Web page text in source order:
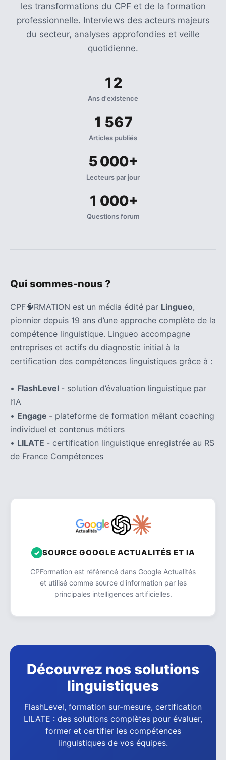
les transformations du CPF et de la formation
professionnelle. Interviews des acteurs majeurs
du secteur, analyses approfondies et veille
quotidienne.
12
Ans d'existence
1 567
Articles publiés
5 000+
Lecteurs par jour
1 000+
Questions forum
Qui sommes-nous ?
CPF🧠RMATION est un média édité par Lingueo,
pionnier depuis 19 ans d’une approche complète de la
compétence linguistique. Lingueo accompagne
entreprises et actifs du diagnostic initial à la
certification des compétences linguistiques grâce à :
• FlashLevel - solution d’évaluation linguistique par
l’IA
• Engage - plateforme de formation mêlant coaching
individuel et contenus métiers
• LILATE - certification linguistique enregistrée au RS
de France Compétences
SOURCE GOOGLE ACTUALITÉS ET IA
CPFormation est référencé dans Google Actualités
et utilisé comme source d'information par les
principales intelligences artificielles.
Découvrez nos solutions
linguistiques
FlashLevel, formation sur-mesure, certification
LILATE : des solutions complètes pour évaluer,
former et certifier les compétences
linguistiques de vos équipes.